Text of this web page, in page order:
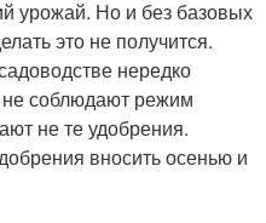
урожай. Но и без базовых
это не получится.
нередко
соблюдают режим
не те удобрения.
вносить осенью и